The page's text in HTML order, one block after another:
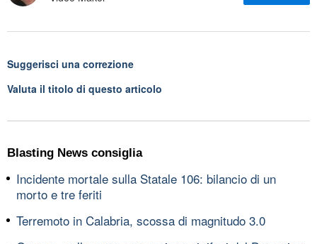
Suggerisci una correzione
Valuta il titolo di questo articolo
Blasting News consiglia
Incidente mortale sulla Statale 106: bilancio di un
morto e tre feriti
Terremoto in Calabria, scossa di magnitudo 3.0